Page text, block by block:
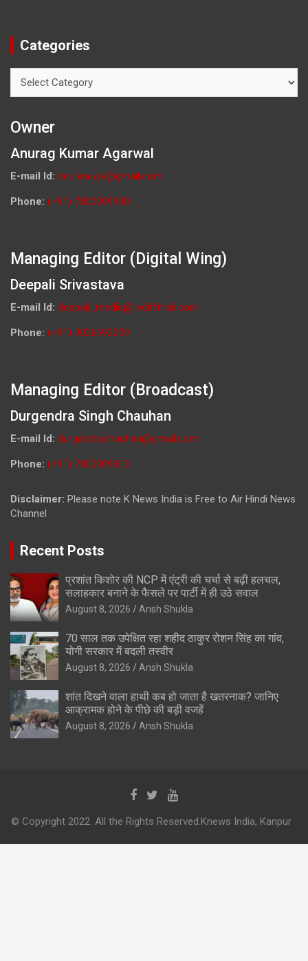
Categories
Owner
Anurag Kumar Agarwal
E-mail Id: ceo.knews@gmail.com
Phone: (+91) 7800009900
Managing Editor (Digital Wing)
Deepali Srivastava
E-mail Id: deepali_media@rediffmail.com
Phone: (+91) 9026692259
Managing Editor (Broadcast)
Durgendra Singh Chauhan
E-mail Id: durgendrachauhan@gmail.com
Phone: (+91) 7800009813
Disclaimer: Please note K News India is Free to Air Hindi News
Channel
Recent Posts
प्रशांत किशोर की NCP में एंट्री की चर्चा से बढ़ी हलचल,
सलाहकार बनाने के फैसले पर पार्टी में ही उठे सवाल
August 8, 2026 Ansh Shukla
70 साल तक उपेक्षित रहा शहीद ठाकुर रोशन सिंह का गांव,
योगी सरकार में बदली तस्वीर
August 8, 2026 Ansh Shukla
शांत दिखने वाला हाथी कब हो जाता है खतरनाक? जानिए
आक्रामक होने के पीछे की बड़ी वजहें
August 8, 2026 Ansh Shukla
© Copyright 2022. All the Rights Reserved.Knews India, Kanpur